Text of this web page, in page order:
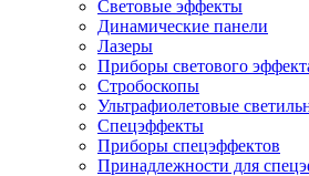
Световые эффекты
Динамические панели
Лазеры
Приборы светового
Стробоскопы
Ультрафиолетовые
Спецэффекты
Приборы спецэффектов
Принадлежности для